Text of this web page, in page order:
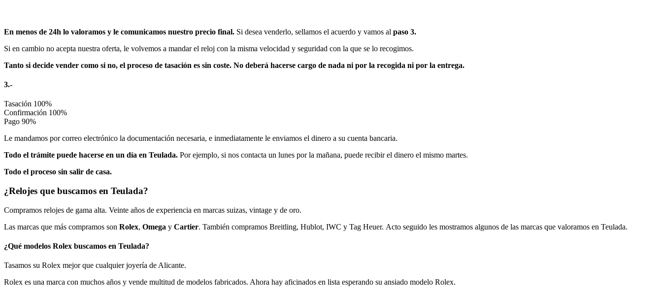
En menos de 24h lo valoramos y le comunicamos nuestro precio final. Si desea venderlo, sellamos el acuerdo y vamos al paso 3.
Si en cambio no acepta nuestra oferta, le volvemos a mandar el reloj con la misma velocidad y seguridad con la que se lo recogimos.
Tanto si decide vender como si no, el proceso de tasación es sin coste. No deberá hacerse cargo de nada ni por la recogida ni por la entrega.
3.-
Tasación 100%
Confirmación 100%
Pago 90%
Le mandamos por correo electrónico la documentación necesaria, e inmediatamente le enviamos el dinero a su cuenta bancaria.
Todo el trámite puede hacerse en un día en Teulada. Por ejemplo, si nos contacta un lunes por la mañana, puede recibir el dinero el mismo martes.
Todo el proceso sin salir de casa.
¿Relojes que buscamos en Teulada?
Compramos relojes de gama alta. Veinte años de experiencia en marcas suizas, vintage y de oro.
Las marcas que más compramos son Rolex, Omega y Cartier. También compramos Breitling, Hublot, IWC y Tag Heuer. Acto seguido les mostramos algunos de las marcas que valoramos en Teulada.
¿Qué modelos Rolex buscamos en Teulada?
Tasamos su Rolex mejor que cualquier joyería de Alicante.
Rolex es una marca con muchos años y vende multitud de modelos fabricados. Ahora hay aficinados en lista esperando su ansiado modelo Rolex.